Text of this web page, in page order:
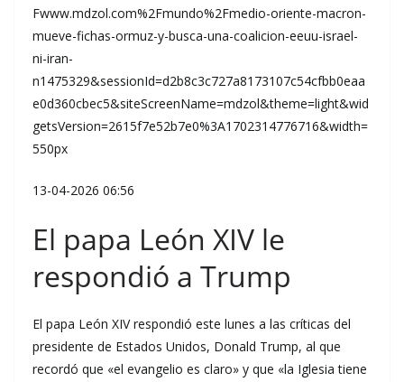
Fwww.mdzol.com%2Fmundo%2Fmedio-oriente-macron-
mueve-fichas-ormuz-y-busca-una-coalicion-eeuu-israel-
ni-iran-
n1475329&sessionId=d2b8c3c727a8173107c54cfbb0eaa
e0d360cbec5&siteScreenName=mdzol&theme=light&wid
getsVersion=2615f7e52b7e0%3A1702314776716&width=
550px
13-04-2026 06:56
El papa León XIV le
respondió a Trump
El papa León XIV respondió este lunes a las críticas del
presidente de Estados Unidos, Donald Trump, al que
recordó que «el evangelio es claro» y que «la Iglesia tiene